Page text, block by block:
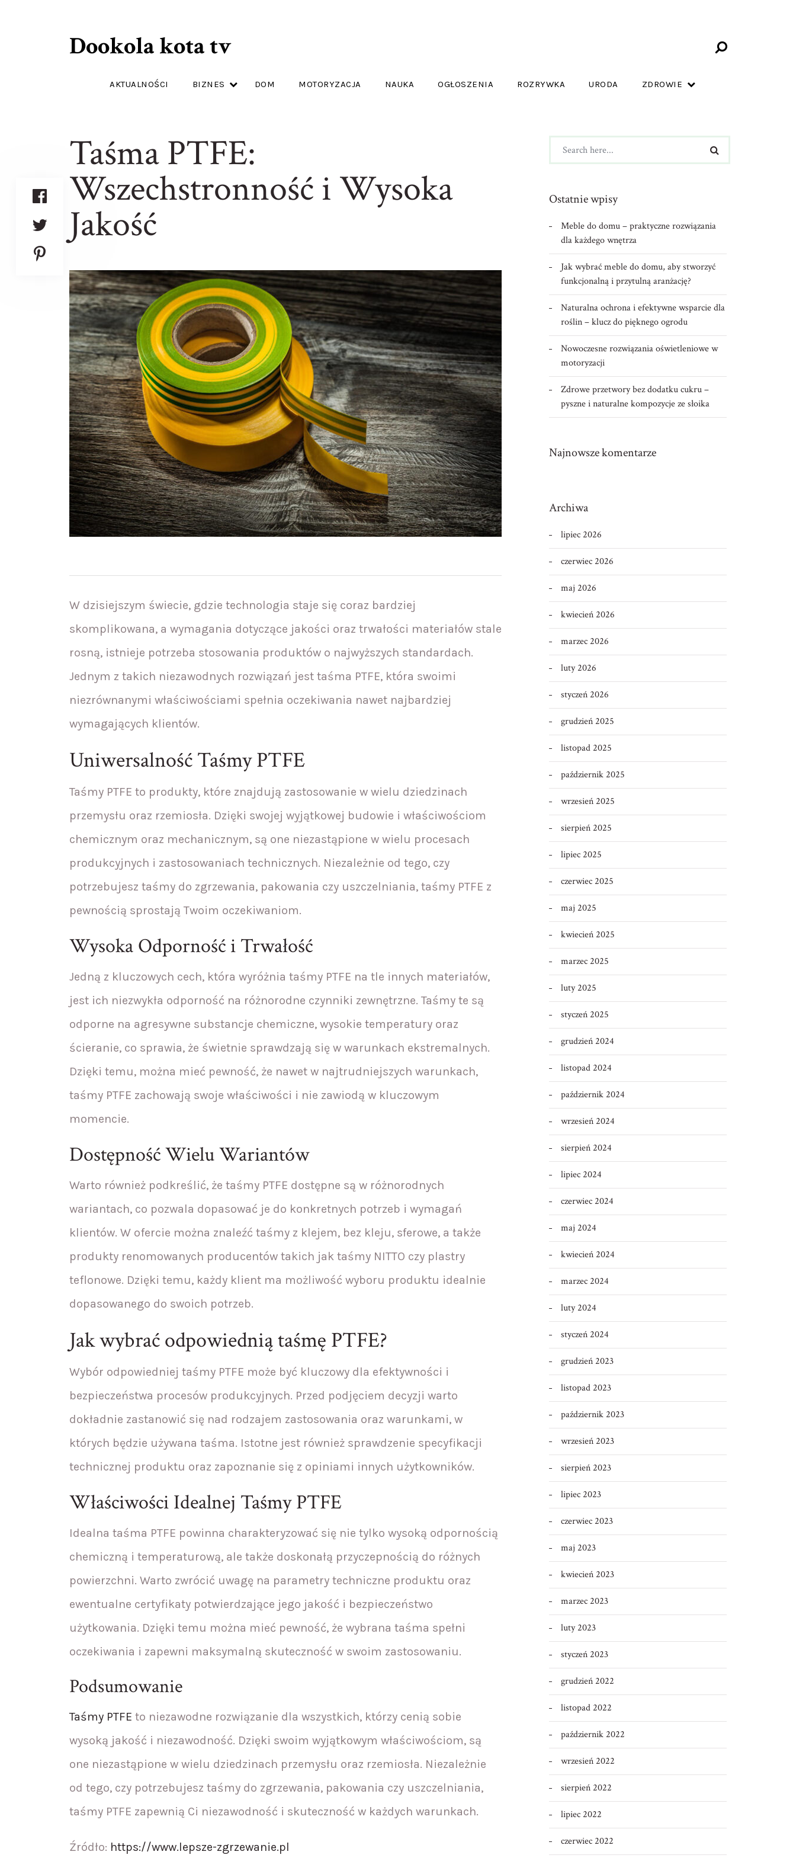
Dookola kota tv
AKTUALNOŚCI BIZNES DOM MOTORYZACJA NAUKA OGŁOSZENIA ROZRYWKA URODA ZDROWIE
Taśma PTFE:
Wszechstronność i Wysoka
Jakość
W dzisiejszym świecie, gdzie technologia staje się coraz bardziej
skomplikowana, a wymagania dotyczące jakości oraz trwałości materiałów stale
rosną, istnieje potrzeba stosowania produktów o najwyższych standardach.
Jednym z takich niezawodnych rozwiązań jest taśma PTFE, która swoimi
niezrównanymi właściwościami spełnia oczekiwania nawet najbardziej
wymagających klientów.
Uniwersalność Taśmy PTFE
Taśmy PTFE to produkty, które znajdują zastosowanie w wielu dziedzinach
przemysłu oraz rzemiosła. Dzięki swojej wyjątkowej budowie i właściwościom
chemicznym oraz mechanicznym, są one niezastąpione w wielu procesach
produkcyjnych i zastosowaniach technicznych. Niezależnie od tego, czy
potrzebujesz taśmy do zgrzewania, pakowania czy uszczelniania, taśmy PTFE z
pewnością sprostają Twoim oczekiwaniom.
Wysoka Odporność i Trwałość
Jedną z kluczowych cech, która wyróżnia taśmy PTFE na tle innych materiałów,
jest ich niezwykła odporność na różnorodne czynniki zewnętrzne. Taśmy te są
odporne na agresywne substancje chemiczne, wysokie temperatury oraz
ścieranie, co sprawia, że świetnie sprawdzają się w warunkach ekstremalnych.
Dzięki temu, można mieć pewność, że nawet w najtrudniejszych warunkach,
taśmy PTFE zachowają swoje właściwości i nie zawiodą w kluczowym
momencie.
Dostępność Wielu Wariantów
Warto również podkreślić, że taśmy PTFE dostępne są w różnorodnych
wariantach, co pozwala dopasować je do konkretnych potrzeb i wymagań
klientów. W ofercie można znaleźć taśmy z klejem, bez kleju, sferowe, a także
produkty renomowanych producentów takich jak taśmy NITTO czy plastry
teflonowe. Dzięki temu, każdy klient ma możliwość wyboru produktu idealnie
dopasowanego do swoich potrzeb.
Jak wybrać odpowiednią taśmę PTFE?
Wybór odpowiedniej taśmy PTFE może być kluczowy dla efektywności i
bezpieczeństwa procesów produkcyjnych. Przed podjęciem decyzji warto
dokładnie zastanowić się nad rodzajem zastosowania oraz warunkami, w
których będzie używana taśma. Istotne jest również sprawdzenie specyfikacji
technicznej produktu oraz zapoznanie się z opiniami innych użytkowników.
Właściwości Idealnej Taśmy PTFE
Idealna taśma PTFE powinna charakteryzować się nie tylko wysoką odpornością
chemiczną i temperaturową, ale także doskonałą przyczepnością do różnych
powierzchni. Warto zwrócić uwagę na parametry techniczne produktu oraz
ewentualne certyfikaty potwierdzające jego jakość i bezpieczeństwo
użytkowania. Dzięki temu można mieć pewność, że wybrana taśma spełni
oczekiwania i zapewni maksymalną skuteczność w swoim zastosowaniu.
Podsumowanie
Taśmy PTFE to niezawodne rozwiązanie dla wszystkich, którzy cenią sobie
wysoką jakość i niezawodność. Dzięki swoim wyjątkowym właściwościom, są
one niezastąpione w wielu dziedzinach przemysłu oraz rzemiosła. Niezależnie
od tego, czy potrzebujesz taśmy do zgrzewania, pakowania czy uszczelniania,
taśmy PTFE zapewnią Ci niezawodność i skuteczność w każdych warunkach.
Źródło: https://www.lepsze-zgrzewanie.pl
Ostatnie wpisy
Meble do domu – praktyczne rozwiązania
dla każdego wnętrza
Jak wybrać meble do domu, aby stworzyć
funkcjonalną i przytulną aranżację?
Naturalna ochrona i efektywne wsparcie dla
roślin – klucz do pięknego ogrodu
Nowoczesne rozwiązania oświetleniowe w
motoryzacji
Zdrowe przetwory bez dodatku cukru –
pyszne i naturalne kompozycje ze słoika
Najnowsze komentarze
Archiwa
lipiec 2026
czerwiec 2026
maj 2026
kwiecień 2026
marzec 2026
luty 2026
styczeń 2026
grudzień 2025
listopad 2025
październik 2025
wrzesień 2025
sierpień 2025
lipiec 2025
czerwiec 2025
maj 2025
kwiecień 2025
marzec 2025
luty 2025
styczeń 2025
grudzień 2024
listopad 2024
październik 2024
wrzesień 2024
sierpień 2024
lipiec 2024
czerwiec 2024
maj 2024
kwiecień 2024
marzec 2024
luty 2024
styczeń 2024
grudzień 2023
listopad 2023
październik 2023
wrzesień 2023
sierpień 2023
lipiec 2023
czerwiec 2023
maj 2023
kwiecień 2023
marzec 2023
luty 2023
styczeń 2023
grudzień 2022
listopad 2022
październik 2022
wrzesień 2022
sierpień 2022
lipiec 2022
czerwiec 2022